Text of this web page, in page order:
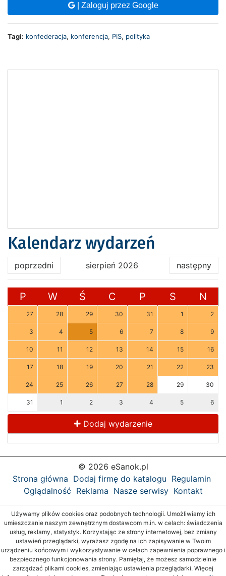
| Zaloguj przez Google
Tagi: konfederacja, konferencja, PIS, polityka
Kalendarz wydarzeń
poprzedni sierpień 2026 następny
P W Ś C P S N
27 28 29 30 31 1 2
3 4 5 6 7 8 9
10 11 12 13 14 15 16
17 18 19 20 21 22 23
24 25 26 27 28 29 30
31 1 2 3 4 5 6
Dodaj wydarzenie
© 2026 eSanok.pl
Strona główna Dodaj firmę do katalogu Regulamin
Oglądalność Reklama Nasze serwisy Kontakt
Używamy plików cookies oraz podobnych technologii. Umożliwiamy ich
umieszczanie naszym zewnętrznym dostawcom m.in. w celach: świadczenia
usług, reklamy, statystyk. Korzystając ze strony internetowej, bez zmiany
ustawień przeglądarki, wyrażasz zgodę na ich zapisywanie w Twoim
urządzeniu końcowym i wykorzystywanie w celach zapewnienia poprawnego i
bezpiecznego funkcjonowania strony. Pamiętaj, że możesz samodzielnie
zarządzać plikami cookies, zmieniając ustawienia przeglądarki. Więcej